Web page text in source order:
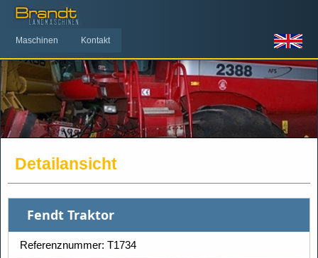
Maschinen Kontakt
Detailansicht
Fendt Traktor
Referenznummer: T1734